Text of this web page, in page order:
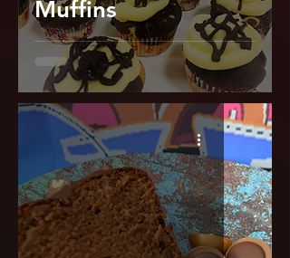
Muffins